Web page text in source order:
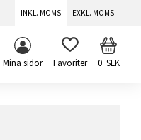
INKL. MOMS EXKL. MOMS
Mina sidor FAVORITER 0SEK